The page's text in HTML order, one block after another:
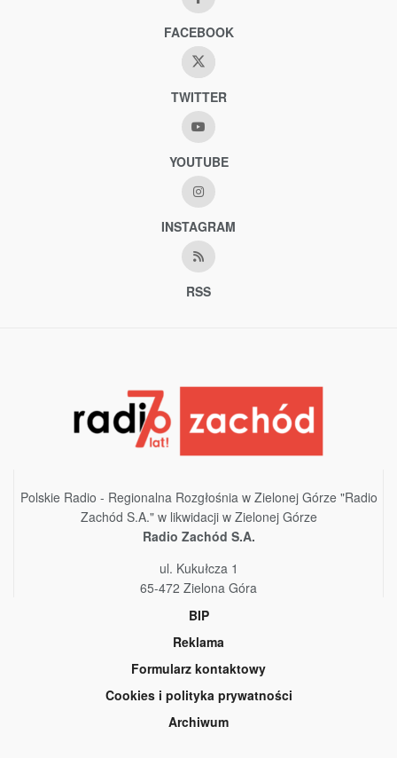
FACEBOOK
TWITTER
YOUTUBE
INSTAGRAM
RSS
Polskie Radio - Regionalna Rozgłośnia w Zielonej Górze "Radio
Zachód S.A." w likwidacji w Zielonej Górze
Radio Zachód S.A.
ul. Kukułcza 1
65-472 Zielona Góra
BIP
Reklama
Formularz kontaktowy
Cookies i polityka prywatności
Archiwum